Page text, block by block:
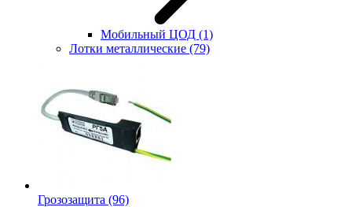
Мобильный ЦОД (1)
Лотки металлические (79)
Грозозащита (96)